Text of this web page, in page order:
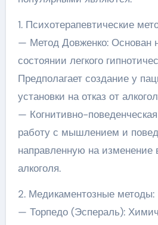
1. Психотерапевтические
— Метод Довженко: Основан
состоянии легкого
Предполагает создание у
установки на отказ от
— Когнитивно-
работу с мышлением и
направленную на изменение
алкоголя.
2. Медикаментозные методы:
— Торпедо (Эспераль):